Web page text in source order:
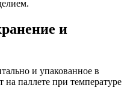
и
и упакованное в
на паллете при температуре